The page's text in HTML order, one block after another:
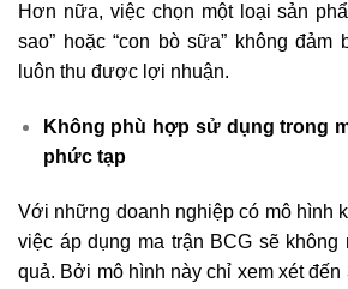
Hơn nữa, việc chọn một loại sản
sao” hoặc “con bò sữa” không đảm
luôn thu được lợi nhuận.
Không phù hợp sử dụng trong
phức tạp
Với những doanh nghiệp có mô hình
việc áp dụng ma trận BCG sẽ không
quả. Bởi mô hình này chỉ xem xét đến